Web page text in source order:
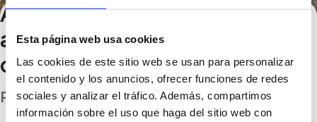
Esta página web usa cookies
Las cookies de este sitio web se usan para personalizar
el contenido y los anuncios, ofrecer funciones de redes
sociales y analizar el tráfico. Además, compartimos
información sobre el uso que haga del sitio web con
Aloumiños da Terra:
agricultura ecológica que
cuida la biodiversidad
Pontevedra